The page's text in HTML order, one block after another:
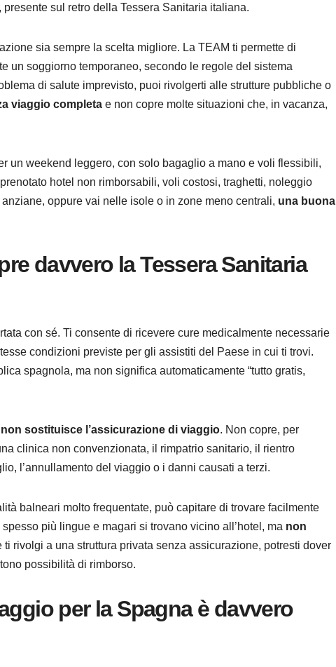
presente sul retro della Tessera Sanitaria italiana.
sia sempre la scelta migliore. La TEAM ti permette di
un soggiorno temporaneo, secondo le regole del sistema
di salute imprevisto, puoi rivolgerti alle strutture pubbliche o
viaggio completa e non copre molte situazioni che, in vacanza,
un weekend leggero, con solo bagaglio a mano e voli flessibili,
hotel non rimborsabili, voli costosi, traghetti, noleggio
oppure vai nelle isole o in zone meno centrali, una buona
davvero la Tessera Sanitaria
con sé. Ti consente di ricevere cure medicalmente necessarie
condizioni previste per gli assistiti del Paese in cui ti trovi.
spagnola, ma non significa automaticamente “tutto gratis,
non sostituisce l’assicurazione di viaggio. Non copre, per
clinica non convenzionata, il rimpatrio sanitario, il rientro
l’annullamento del viaggio o i danni causati a terzi.
balneari molto frequentate, può capitare di trovare facilmente
più lingue e magari si trovano vicino all’hotel, ma non
ti rivolgi a una struttura privata senza assicurazione, potresti dover
possibilità di rimborso.
per la Spagna è davvero